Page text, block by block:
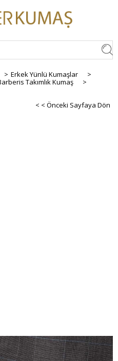
> Erkek Yünlü Kumaşlar
>
Takımlık Kumaş
>
< < Önceki Sayfaya Dön